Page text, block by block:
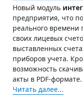
Новый модуль
предприятия, что
реального времени
своих лицевых
выставленных
приборов учета.
возможность
акты в PDF-формате.
Читать далее...